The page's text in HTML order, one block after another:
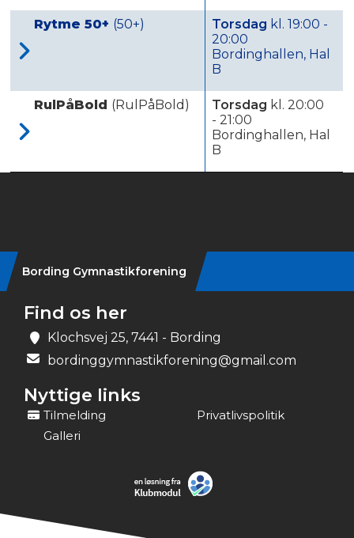
Rytme 50+ (50+) Torsdag kl. 19:00 -
20:00
Bordinghallen, Hal
B
RulPåBold (RulPåBold) Torsdag kl. 20:00
- 21:00
Bordinghallen, Hal
B
Bording Gymnastikforening
Find os her
Klochsvej 25, 7441 - Bording
bordinggymnastikforening@gmail.com
Nyttige links
Tilmelding
Privatlivspolitik
Galleri